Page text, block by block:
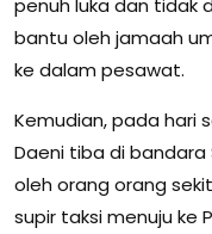
penuh luka dan tidak
bantu oleh jamaah
ke dalam pesawat.
Kemudian, pada hari
Daeni tiba di
oleh orang orang
supir taksi menuju ke